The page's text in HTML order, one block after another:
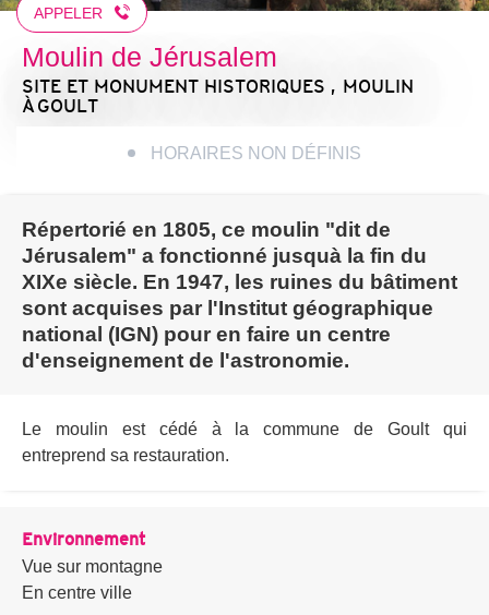
APPELER
Moulin de Jérusalem
SITE ET MONUMENT HISTORIQUES , MOULIN
À GOULT
HORAIRES NON DÉFINIS
Répertorié en 1805, ce moulin "dit de
Jérusalem" a fonctionné jusquà la fin du
XIXe siècle. En 1947, les ruines du bâtiment
sont acquises par l'Institut géographique
national (IGN) pour en faire un centre
d'enseignement de l'astronomie.
Le moulin est cédé à la commune de Goult qui
entreprend sa restauration.
Environnement
Vue sur montagne
En centre ville